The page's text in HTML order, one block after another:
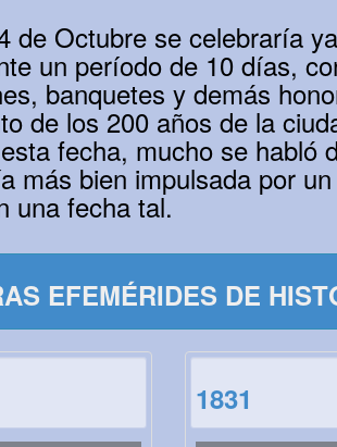
de Octubre se celebraría
un período de 10 días,
banquetes y demás
de los 200 años de la
fecha, mucho se habló
más bien impulsada por
una fecha tal.
EFEMÉRIDES DE
1831